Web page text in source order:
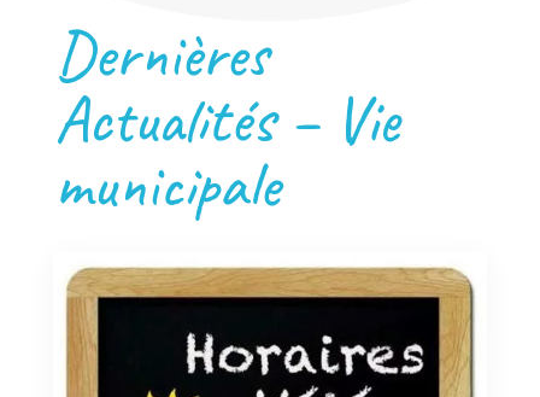
Dernières
Actualités – Vie
municipale